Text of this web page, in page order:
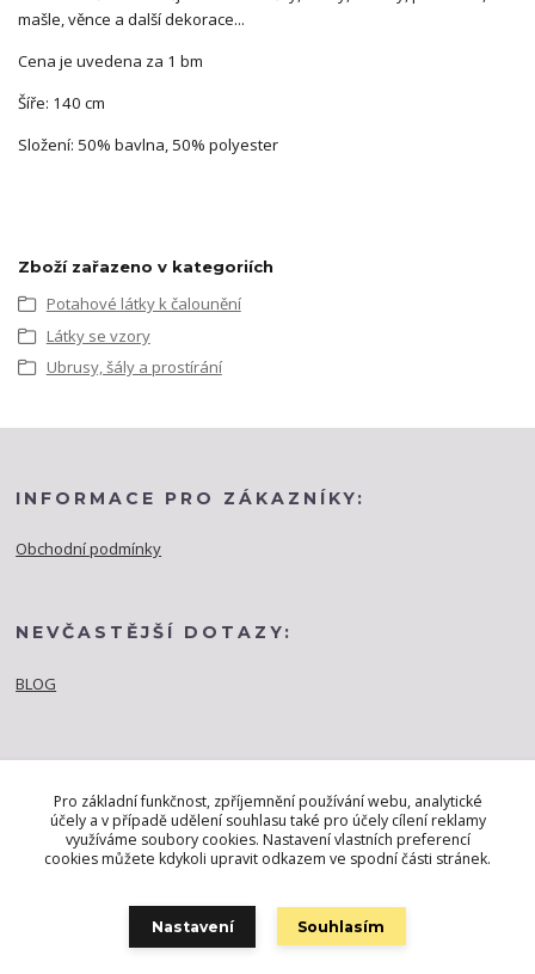
mašle, věnce a další dekorace...
Cena je uvedena za 1 bm
Šíře: 140 cm
Složení: 50% bavlna, 50% polyester
Zboží zařazeno v kategoriích
Potahové látky k čalounění
Látky se vzory
Ubrusy, šály a prostírání
INFORMACE PRO ZÁKAZNÍKY:
Obchodní podmínky
NEVČASTĚJŠÍ DOTAZY:
BLOG
Pro základní funkčnost, zpříjemnění používání webu, analytické
účely a v případě udělení souhlasu také pro účely cílení reklamy
využíváme soubory cookies. Nastavení vlastních preferencí
cookies můžete kdykoli upravit odkazem ve spodní části stránek.
Nastavení Souhlasím